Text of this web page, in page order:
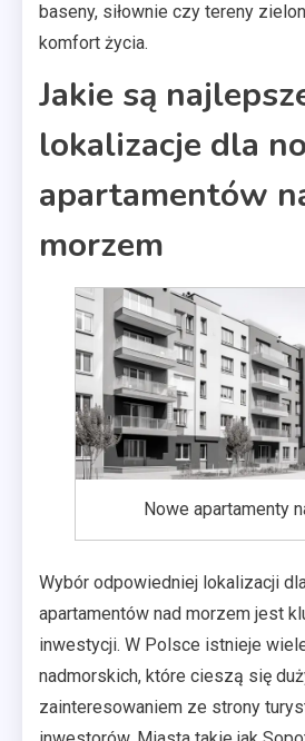
baseny, siłownie czy tereny
komfort życia.
Jakie są
lokalizacje dla
apartamentów
morzem
Nowe apartamenty
Wybór odpowiedniej lokalizacji
apartamentów nad morzem jest
inwestycji. W Polsce istnieje
nadmorskich, które cieszą się
zainteresowaniem ze strony